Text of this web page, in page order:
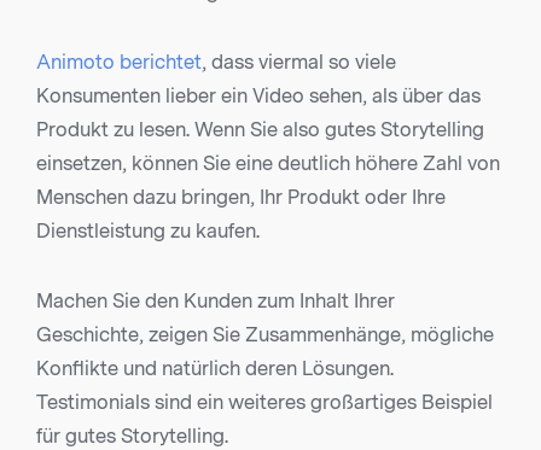
Animoto berichtet, dass viermal so viele
Konsumenten lieber ein Video sehen, als über das
Produkt zu lesen. Wenn Sie also gutes Storytelling
einsetzen, können Sie eine deutlich höhere Zahl von
Menschen dazu bringen, Ihr Produkt oder Ihre
Dienstleistung zu kaufen.
Machen Sie den Kunden zum Inhalt Ihrer
Geschichte, zeigen Sie Zusammenhänge, mögliche
Konflikte und natürlich deren Lösungen.
Testimonials sind ein weiteres großartiges Beispiel
für gutes Storytelling.